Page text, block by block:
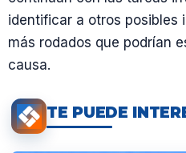
identificar a otros posibles
más rodados que podrían
causa.
TE PUEDE